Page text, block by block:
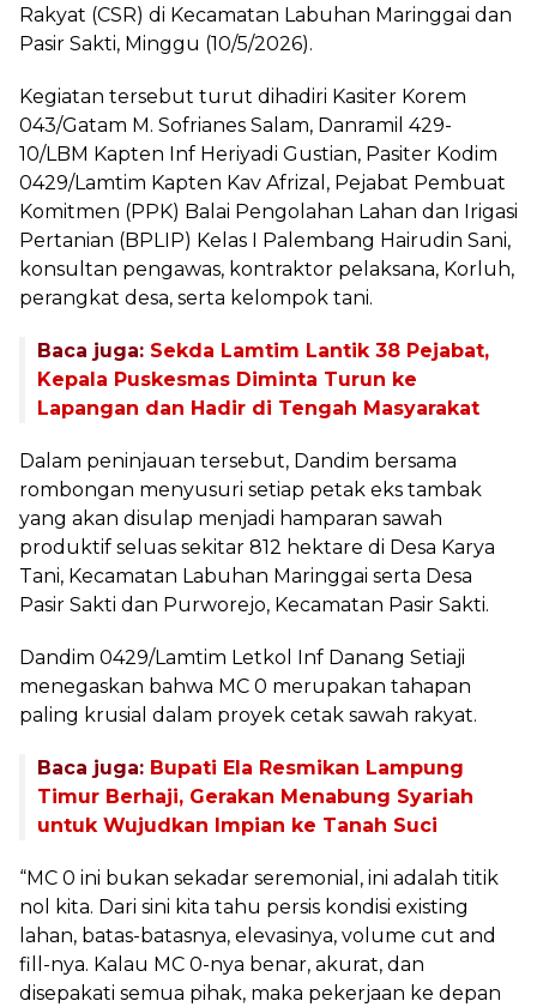
Rakyat (CSR) di Kecamatan Labuhan Maringgai dan
Pasir Sakti, Minggu (10/5/2026).
Kegiatan tersebut turut dihadiri Kasiter Korem
043/Gatam M. Sofrianes Salam, Danramil 429-
10/LBM Kapten Inf Heriyadi Gustian, Pasiter Kodim
0429/Lamtim Kapten Kav Afrizal, Pejabat Pembuat
Komitmen (PPK) Balai Pengolahan Lahan dan Irigasi
Pertanian (BPLIP) Kelas I Palembang Hairudin Sani,
konsultan pengawas, kontraktor pelaksana, Korluh,
perangkat desa, serta kelompok tani.
Baca juga: Sekda Lamtim Lantik 38 Pejabat,
Kepala Puskesmas Diminta Turun ke
Lapangan dan Hadir di Tengah Masyarakat
Dalam peninjauan tersebut, Dandim bersama
rombongan menyusuri setiap petak eks tambak
yang akan disulap menjadi hamparan sawah
produktif seluas sekitar 812 hektare di Desa Karya
Tani, Kecamatan Labuhan Maringgai serta Desa
Pasir Sakti dan Purworejo, Kecamatan Pasir Sakti.
Dandim 0429/Lamtim Letkol Inf Danang Setiaji
menegaskan bahwa MC 0 merupakan tahapan
paling krusial dalam proyek cetak sawah rakyat.
Baca juga: Bupati Ela Resmikan Lampung
Timur Berhaji, Gerakan Menabung Syariah
untuk Wujudkan Impian ke Tanah Suci
“MC 0 ini bukan sekadar seremonial, ini adalah titik
nol kita. Dari sini kita tahu persis kondisi existing
lahan, batas-batasnya, elevasinya, volume cut and
fill-nya. Kalau MC 0-nya benar, akurat, dan
disepakati semua pihak, maka pekerjaan ke depan